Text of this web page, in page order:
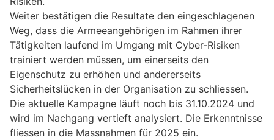
Weiter bestätigen die Resultate den eingeschlagenen
Weg, dass die Armeeangehörigen im Rahmen ihrer
Tätigkeiten laufend im Umgang mit Cyber-Risiken
trainiert werden müssen, um einerseits den
Eigenschutz zu erhöhen und andererseits
Sicherheitslücken in der Organisation zu schliessen.
Die aktuelle Kampagne läuft noch bis 31.10.2024 und
wird im Nachgang vertieft analysiert. Die Erkenntnisse
fliessen in die Massnahmen für 2025 ein.